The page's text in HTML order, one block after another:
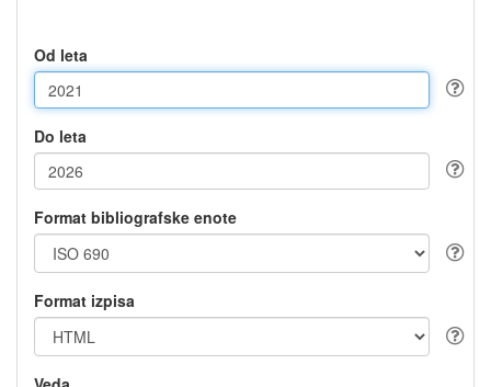
Od leta
Do leta
Format bibliografske enote
Format izpisa